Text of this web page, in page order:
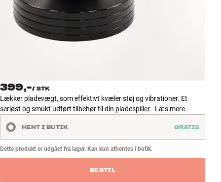
Tilbehør
INSPIRATION
TILBUD
Find Butik
Log ind
399,-/ STK
Lækker pladevægt, som effektivt kvæler støj og vibrationer. Et
seriøst og smukt udført tilbehør til din pladespiller. Læs mere
HENT I BUTIK GRATIS
Dette produkt er udgået fra lager. Kan kun afhentes i butik.
BESTIL